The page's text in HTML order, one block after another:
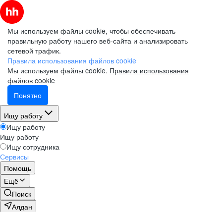
Мы используем файлы cookie, чтобы обеспечивать
правильную работу нашего веб-сайта и анализировать
сетевой трафик.
Правила использования файлов cookie
Мы используем файлы cookie. Правила использования
файлов cookie
Понятно
Ищу работу
Ищу работу
Ищу работу
Ищу сотрудника
Сервисы
Помощь
Ещё
Поиск
Алдан